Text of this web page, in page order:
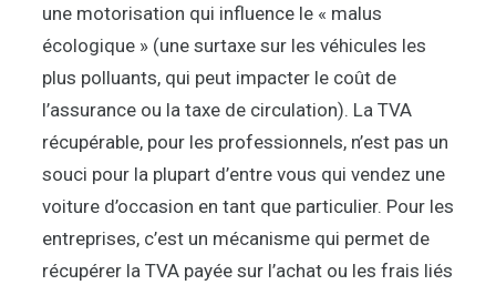
une motorisation qui influence le « malus
écologique » (une surtaxe sur les véhicules les
plus polluants, qui peut impacter le coût de
l’assurance ou la taxe de circulation). La TVA
récupérable, pour les professionnels, n’est pas un
souci pour la plupart d’entre vous qui vendez une
voiture d’occasion en tant que particulier. Pour les
entreprises, c’est un mécanisme qui permet de
récupérer la TVA payée sur l’achat ou les frais liés